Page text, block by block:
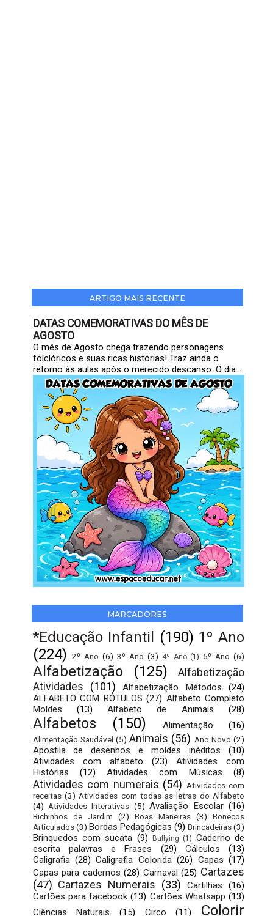
ARTIGO MAIS RECENTE
DATAS COMEMORATIVAS DO MÊS DE
AGOSTO
O mês de Agosto chega trazendo personagens
folclóricos e suas ricas histórias! Traz ainda o
retorno às aulas após o merecido descanso. O dia...
MARCADORES
*Educação Infantil (190) 1º Ano
(224) 2º Ano (6) 3º Ano (3) 4º Ano (1) 5º Ano (6)
Alfabetização (125)
Alfabetização
Atividades
(101) Alfabetização Métodos
(24)
ALFABETO COM RÓTULOS (27) Alfabeto Completo
Moldes
(13) Alfabeto de Animais (28)
Alfabetos (150) Alimentação (16)
Alimentação Saudável (5) Animais (56) Ano Novo (2)
Apostila de desenhos e moldes inéditos
(10)
Atividades com alfabeto
(23)
Atividades com
Histórias
(12) Atividades com Músicas (8)
Atividades com numerais (54) Atividades com
receitas (3) Atividades com todas as letras do Alfabeto
(4) Atividades Interativas (5) Avaliação Escolar (16)
Bichinhos de Jardim (2) Boas Maneiras (3)
Bonecos
Articulados (3) Bordas Pedagógicas (9) Brincadeiras(3)
Brinquedos com sucata (9) Bullying (1) Caderno de
escrita palavras e Frases
(29) Cálculos
(13)
Caligrafia (28) Caligrafia Colorida (26) Capas (17)
Capas para cadernos (28) Carnaval (25) Cartazes
(47) Cartazes Numerais (33) Cartilhas
(16)
Cartões para facebook (13) Cartões Whatsapp (13)
Ciências Naturais
(15) Circo (11) Colorir